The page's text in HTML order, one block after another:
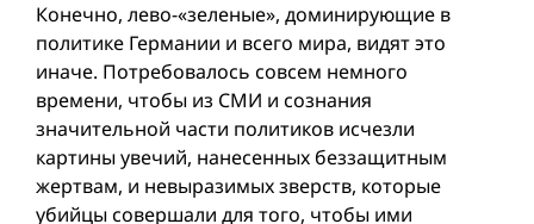
Конечно, лево-«зеленые», доминирующие в
политике Германии и всего мира, видят это
иначе. Потребовалось совсем немного
времени, чтобы из СМИ и сознания
значительной части политиков исчезли
картины увечий, нанесенных беззащитным
жертвaм, и невыразимыx зверств, которые
убийцы совершали для того, чтобы ими